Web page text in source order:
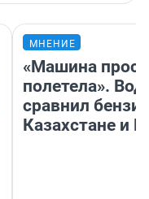
МНЕНИЕ
«Машина
полетела».
сравнил
Казахстане и